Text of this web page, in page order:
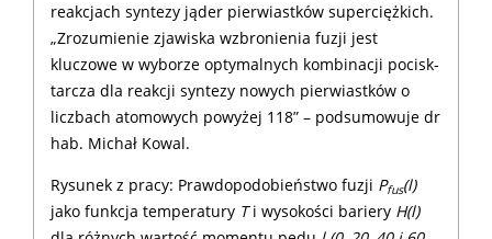
reakcjach syntezy jąder pierwiastków superciężkich.
„Zrozumienie zjawiska wzbronienia fuzji jest
kluczowe w wyborze optymalnych kombinacji pocisk-
tarcza dla reakcji syntezy nowych pierwiastków o
liczbach atomowych powyżej 118” – podsumowuje dr
hab. Michał Kowal.
Rysunek z pracy: Prawdopodobieństwo fuzji Pfus(l)
jako funkcja temperatury Ti wysokości bariery H(l)